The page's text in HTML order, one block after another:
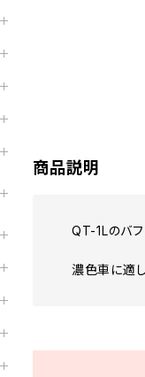
商品説明
QT-1Lのバフ
濃色車に適